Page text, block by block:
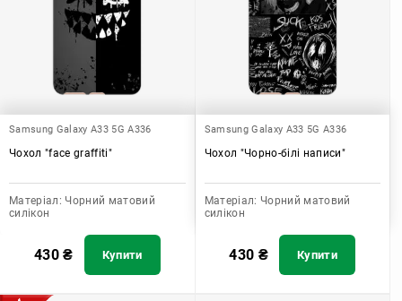
Samsung Galaxy A33 5G A336
Чохол "face graffiti"
Матеріал: Чорний матовий
силікон
430₴ Купити
Samsung Galaxy A33 5G A336
Чохол "Чорно-білі написи"
Матеріал: Чорний матовий
силікон
430 ₴ Купити